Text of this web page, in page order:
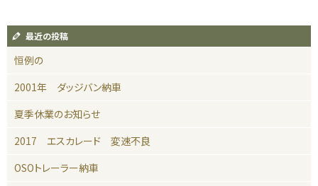
最近の投稿
恒例の
2001年 ダッジバン納車
夏季休業のお知らせ
2017 エスカレード 変速不良
OSOトレーラー納車